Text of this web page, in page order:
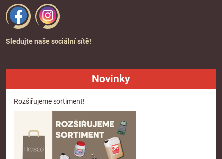
Sledujte naše sociální sítě!
Novinky
Rozšiřujeme sortiment!